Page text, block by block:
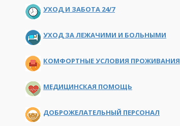
УХОД И ЗАБОТА 24/7
УХОД ЗА ЛЕЖАЧИМИ И БОЛЬНЫМИ
КОМФОРТНЫЕ УСЛОВИЯ ПРОЖИВАНИЯ
МЕДИЦИНСКАЯ ПОМОЩЬ
ДОБРОЖЕЛАТЕЛЬНЫЙ ПЕРСОНАЛ